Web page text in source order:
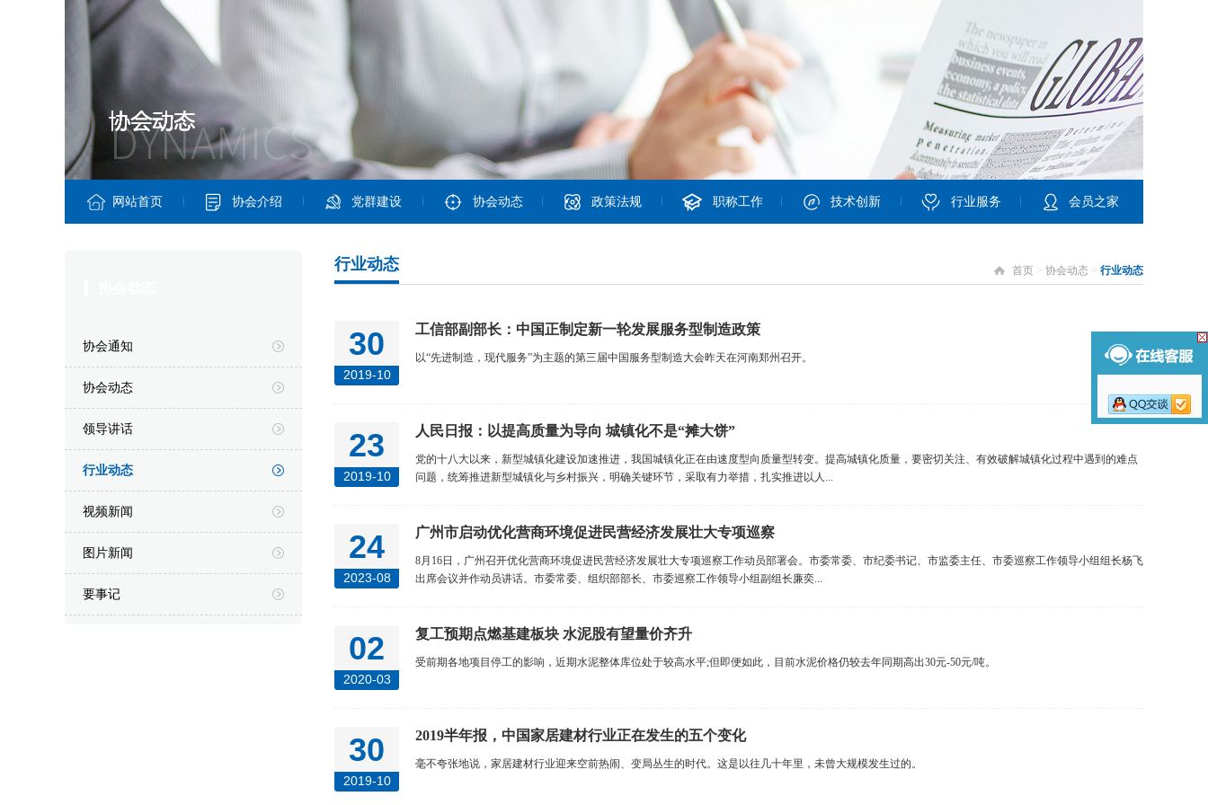
网站首页 协会介绍 党群建设 协会动态 政策法规 职称工作 技术创新 行业服务 会员之家
协会通知
协会动态
领导讲话
行业动态
视频新闻
图片新闻
要事记
首页 > 协会动态 > 行业动态
行业动态
30
2019-10
工信部副部长：中国正制定新一轮发展服务型制造政策
以“先进制造，现代服务”为主题的第三届中国服务型制造大会昨天在河南郑州召开。
23
2019-10
人民日报：以提高质量为导向 城镇化不是“摊大饼”
党的十八大以来，新型城镇化建设加速推进，我国城镇化正在由速度型向质量型转变。提高城镇化质量，要密切关注、有效破解城镇化过程中遇到的难点
问题，统筹推进新型城镇化与乡村振兴，明确关键环节，采取有力举措，扎实推进以人...
24
2023-08
广州市启动优化营商环境促进民营经济发展壮大专项巡察
8月16日，广州召开优化营商环境促进民营经济发展壮大专项巡察工作动员部署会。市委常委、市纪委书记、市监委主任、市委巡察工作领导小组组长杨飞
出席会议并作动员讲话。市委常委、组织部部长、市委巡察工作领导小组副组长廉奕...
02
2020-03
复工预期点燃基建板块 水泥股有望量价齐升
受前期各地项目停工的影响，近期水泥整体库位处于较高水平;但即便如此，目前水泥价格仍较去年同期高出30元-50元/吨。
30
2019-10
2019半年报，中国家居建材行业正在发生的五个变化
毫不夸张地说，家居建材行业迎来空前热闹、变局丛生的时代。这是以往几十年里，未曾大规模发生过的。